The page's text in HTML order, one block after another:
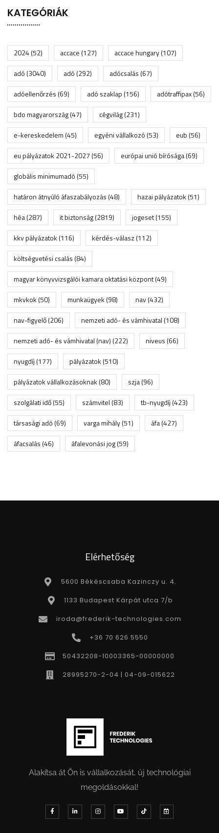
KATEGÓRIÁK
2024(52) accace(127) accace hungary(107)
adó(3040) adó(292) adócsalás(67)
adóellenőrzés(69) adó szaklap(156) adótraffipax(56)
bdo magyarország(47) cégvilág(231)
e-kereskedelem(45) egyéni vállalkozó(53) eub(56)
eu pályázatok 2021-2027(56) európai unió bírósága(69)
globális minimumadó(55)
határon átnyúló áfaszabályozás(48) hazai pályázatok(51)
héa(287) it biztonság(2819) jogeset(155)
kkv pályázatok(116) kérdés-válasz(112)
költségvetési csalás(84)
magyar könyvvizsgálói kamara oktatási központ(49)
mkvkok(50) munkaügyek(98) nav(432)
nav-figyelő(206) nemzeti adó- és vámhivatal(108)
nemzeti adó- és vámhivatal (nav)(222) niveus(66)
nyugdíj(177) pályázatok(510)
pályázatok vállalkozásoknak(80) szja(96)
szolgálati idő(55) számvitel(83) tb-nyugdíj(423)
társasági adó(69) varga mihály(51) áfa(427)
áfacsalás(46) áfalevonási jog(59)
Elérhetőség
5600 Békéscsaba Kazinczy u. 4.
1133 Budapest Kárpát utca 7/b
iroda@frederik-technologies.com
+36 70 626 5550
50432208-10003365-00000000
28995270-2-04 | 04-09-015622
Alakítsa át Ön is vállalkozását, új technológiai
megoldásokkal!